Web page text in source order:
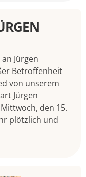
Jürgen
Betroffenheit
von unserem
Jürgen
den 15.
plötzlich und